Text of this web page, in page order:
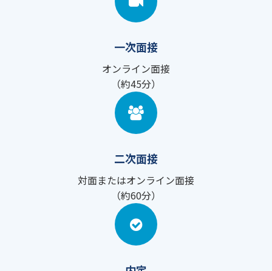
一次面接
オンライン面接
（約45分）
二次面接
対面またはオンライン面接
（約60分）